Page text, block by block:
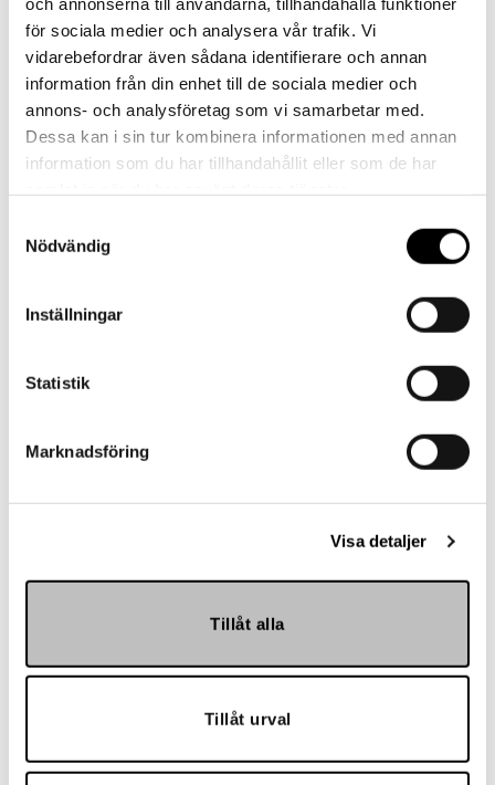
för sociala medier och analysera vår trafik. Vi
vidarebefordrar även sådana identifierare och annan
information från din enhet till de sociala medier och
annons- och analysföretag som vi samarbetar med.
Dessa kan i sin tur kombinera informationen med annan
information som du har tillhandahållit eller som de har
Nödvändig
Inställningar
Statistik
Marknadsföring
Visa detaljer
Tillåt alla
Tillåt urval
Skapa konto
Skapa ett företagskonto för att enkelt och
smidigt lägga beställningar, finna information om
produkter, se dina avtalspriser, orderhistorik och
Har du frågor eller behöver hjälp?
Referenser